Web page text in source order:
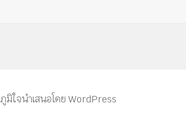
ภูมิใจนำเสนอโดย WordPress